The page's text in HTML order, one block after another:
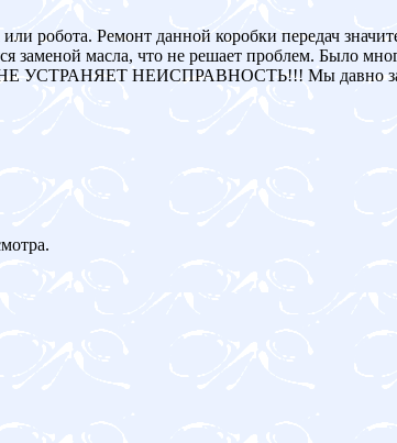
робота. Ремонт данной коробки передач
заменой масла, что не решает проблем. Было
НЕ УСТРАНЯЕТ НЕИСПРАВНОСТЬ!!! Мы давно